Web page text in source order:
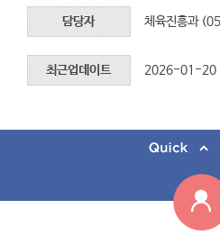
담당자 체육진흥과
최근업데이트 2026-01-20